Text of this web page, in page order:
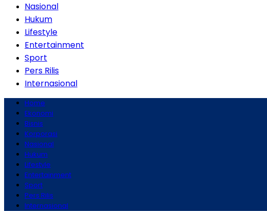
Nasional
Hukum
Lifestyle
Entertainment
Sport
Pers Rilis
Internasional
Home
Ekonomi
Bisnis
Korporasi
Nasional
Hukum
Lifestyle
Entertainment
Sport
Pers Rilis
Internasional